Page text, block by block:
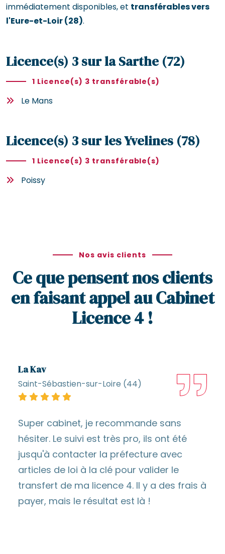
immédiatement disponibles, et transférables vers
l'Eure-et-Loir (28).
Licence(s) 3 sur la Sarthe (72)
1 Licence(s) 3 transférable(s)
Le Mans
Licence(s) 3 sur les Yvelines (78)
1 Licence(s) 3 transférable(s)
Poissy
Nos avis clients
Ce que pensent nos clients
en faisant appel au Cabinet
Licence 4 !
La Kav
Saint-Sébastien-sur-Loire (44)
Super cabinet, je recommande sans
hésiter. Le suivi est très pro, ils ont été
jusqu'à contacter la préfecture avec
articles de loi à la clé pour valider le
transfert de ma licence 4. Il y a des frais à
payer, mais le résultat est là !